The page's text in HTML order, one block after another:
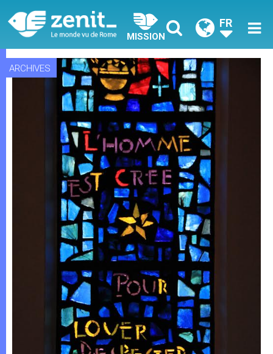
MISSION
FR
ARCHIVES